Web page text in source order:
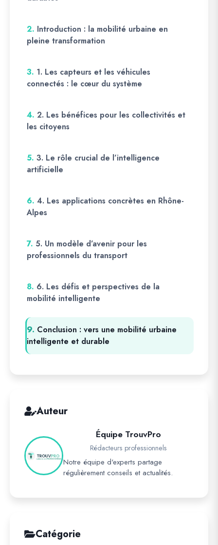
2. Introduction : la mobilité urbaine en
pleine transformation
3. 1. Les capteurs et les véhicules
connectés : le cœur du système
4. 2. Les bénéfices pour les collectivités et
les citoyens
5. 3. Le rôle crucial de l’intelligence
artificielle
6. 4. Les applications concrètes en Rhône-
Alpes
7. 5. Un modèle d’avenir pour les
professionnels du transport
8. 6. Les défis et perspectives de la
mobilité intelligente
9. Conclusion : vers une mobilité urbaine
intelligente et durable
Auteur
Équipe TrouvPro
Rédacteurs professionnels
Notre équipe d'experts partage
régulièrement conseils et actualités.
Catégorie